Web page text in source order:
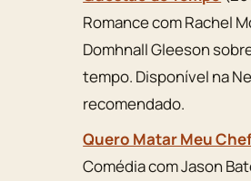
Romance com Rachel
Domhnall Gleeson
tempo. Disponível na
recomendado.
Quero Matar Meu
Comédia com Jason